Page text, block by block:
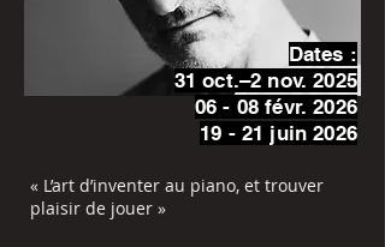
Dates :
31 oct.–2 nov. 2025
06 - 08 févr. 2026
19 - 21 juin 2026
« L’art d’inventer au piano, et trouver
plaisir de jouer »